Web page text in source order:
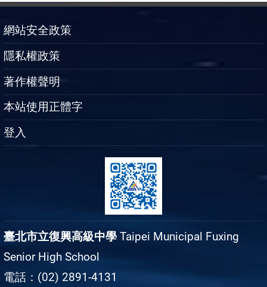
網站安全政策
隱私權政策
著作權聲明
本站使用正體字
登入
臺北市立復興高級中學 Taipei Municipal Fuxing
Senior High School
電話：(02) 2891-4131